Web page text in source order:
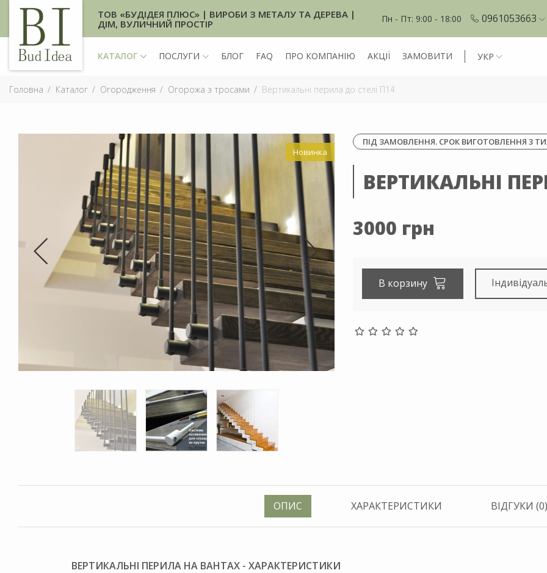
ТОВ «БУДІДЕЯ ПЛЮС» | ВИРОБИ З МЕТАЛУ ТА ДЕРЕВА |
ДІМ, ВУЛИЧНИЙ ПРОСТІР
Пн - Пт: 9:00 - 18:00 0961053663
КАТАЛОГ ПОСЛУГИ БЛОГ FAQ ПРО КОМПАНІЮ АКЦІЇ ЗАМОВИТИ УКР
Головна Каталог Огородження Огорожа з тросами Вертикальні перила до стелі П14
Новинка
ПІД ЗАМОВЛЕННЯ. СРОК ВИГОТОВЛЕННЯ 3
ВЕРТИКАЛЬНІ
3000 грн
В корзину
ОПИС ХАРАКТЕРИСТИКИ ВІДГУКИ (0)
ВЕРТИКАЛЬНІ ПЕРИЛА НА ВАНТАХ - ХАРАКТЕРИСТИКИ